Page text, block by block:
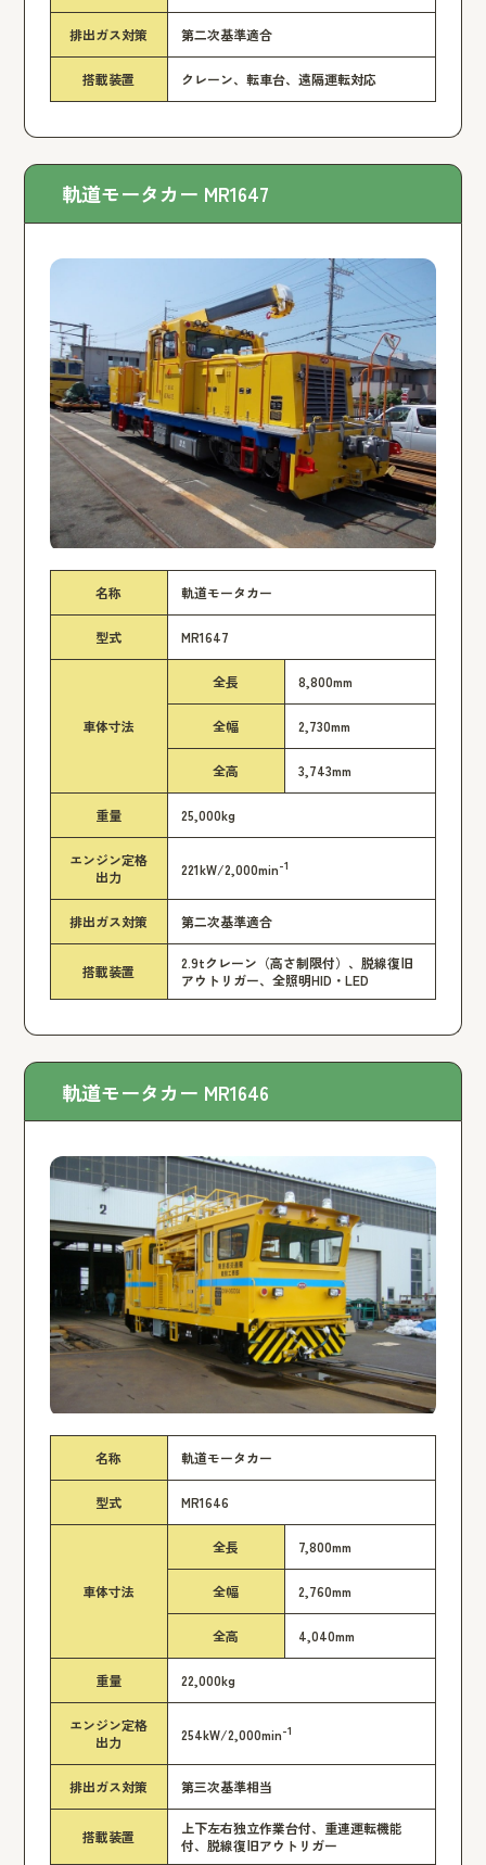
排出ガス対策 第二次基準適合
搭載装置 クレーン、転車台、遠隔運転対応
軌道モータカー MR1647
名称 軌道モータカー
型式 MR1647
車体寸法
全長 8,800mm
全幅 2,730mm
全高 3,743mm
重量 25,000kg
エンジン定格
出力
221kW/2,000min-1
排出ガス対策 第二次基準適合
搭載装置
2.9tクレーン（高さ制限付）、脱線復旧
アウトリガー、全照明HID・LED
軌道モータカー MR1646
名称 軌道モータカー
型式 MR1646
車体寸法
全長 7,800mm
全幅 2,760mm
全高 4,040mm
重量 22,000kg
エンジン定格
出力
254kW/2,000min-1
排出ガス対策 第三次基準相当
搭載装置
上下左右独立作業台付、重連運転機能
付、脱線復旧アウトリガー